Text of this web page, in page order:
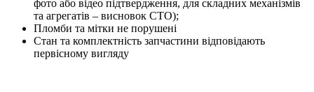
фото або відео підтвердження, для складних механізмів
та агрегатів – висновок СТО);
Пломби та мітки не порушені
Стан та комплектність запчастини відповідають
первісному вигляду